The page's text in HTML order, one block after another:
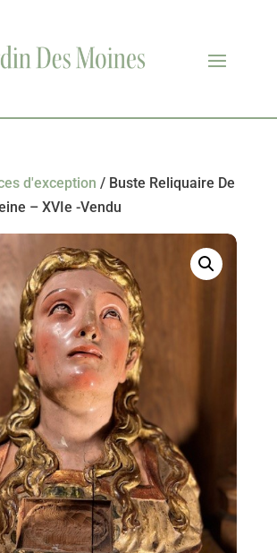
d'exception / Buste Reliquaire De
– XVIe -Vendu